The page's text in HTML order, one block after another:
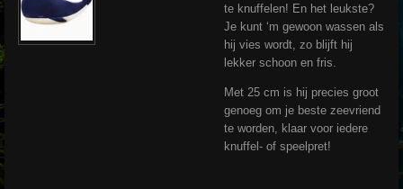
te knuffelen! En het leukste?
Je kunt ‘m gewoon wassen als
hij vies wordt, zo blijft hij
lekker schoon en fris.
Met 25 cm is hij precies groot
genoeg om je beste zeevriend
te worden, klaar voor iedere
knuffel- of speelpret!